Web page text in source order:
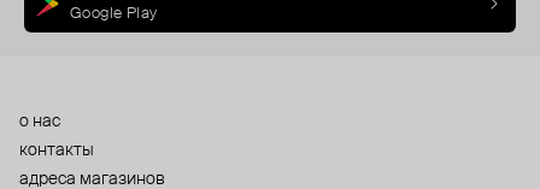
Google Play
о нас
контакты
адреса магазинов